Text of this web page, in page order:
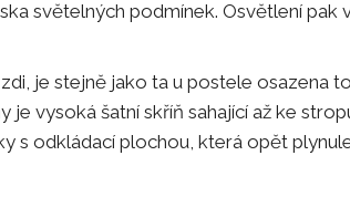
světelných podmínek. Osvětlení pak
je stejně jako ta u postele osazena
vysoká šatní skříň sahající až ke
s odkládací plochou, která opět